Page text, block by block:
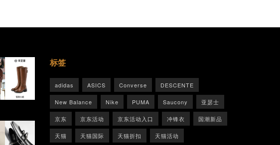
标签
adidas ASICS Converse DESCENTE
New Balance Nike PUMA Saucony 亚瑟士
京东 京东活动 京东活动入口 冲锋衣 国潮新品
天猫 天猫国际 天猫折扣 天猫活动